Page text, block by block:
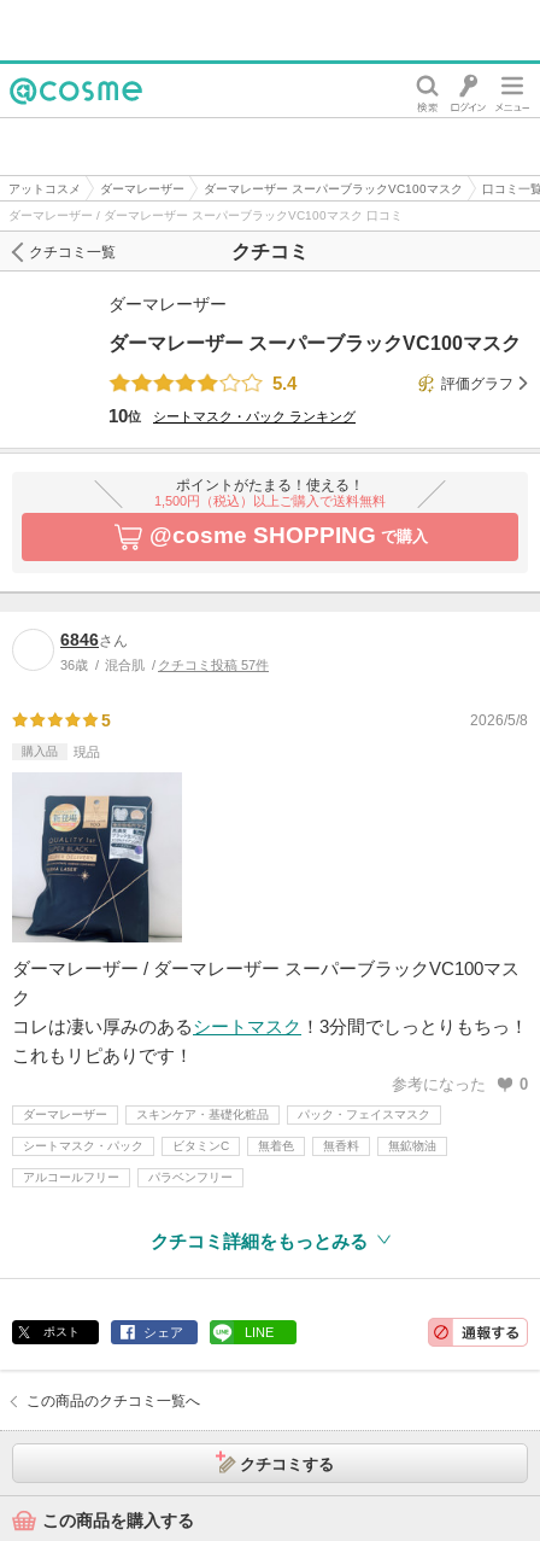
アットコスメ ダーマレーザー ダーマレーザー スーパーブラックVC100マスク
口コミ一
ダーマレーザー / ダーマレーザー スーパーブラックVC100マスク 口コミ
クチコミ
クチコミ一覧
ダーマレーザー
ダーマレーザー スーパーブラックVC100マスク
5.4
評価グラフ
10位 シートマスク・パック ランキング
ポイントがたまる！使える！
1,500円（税込）以上ご購入で送料無料
@cosme SHOPPING で購入
6846さん
36歳 混合肌 クチコミ投稿 57件
5 2026/5/8
購入品 現品
ダーマレーザー / ダーマレーザー スーパーブラックVC100マス
ク
コレは凄い厚みのあるシートマスク ！3分間でしっとりもちっ！
これもリピありです！
参考になった 0
ダーマレーザー スキンケア・基礎化粧品 パック・フェイスマスク
シートマスク・パック ビタミンC 無着色 無香料 無鉱物油
アルコールフリー パラベンフリー
クチコミ詳細をもっとみる
ポスト シェア LINE
この商品のクチコミ一覧へ
クチコミする
この商品を購入する